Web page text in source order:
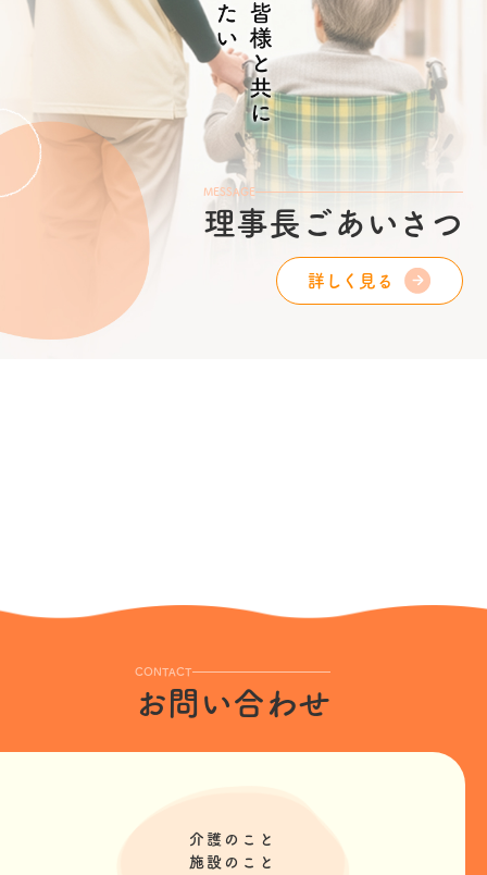
MESSAGE
理事長ごあいさつ
詳しく見る
CONTACT
お問い合わせ
介護のこと
施設のこと